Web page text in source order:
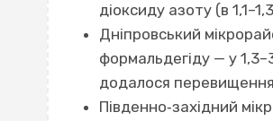
діоксиду азоту (в
Дніпровський
формальдегіду — у
додалося перевищення
Південно‐західний